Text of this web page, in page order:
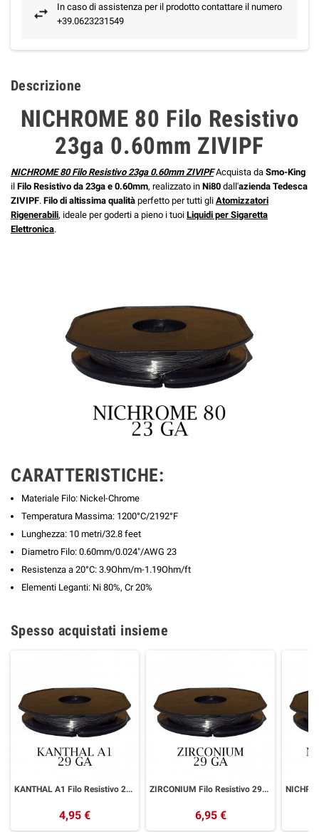
In caso di assistenza per il prodotto contattare il numero
+39.0623231549
Descrizione
NICHROME 80 Filo Resistivo
23ga 0.60mm ZIVIPF
NICHROME 80 Filo Resistivo 23ga 0.60mm ZIVIPFAcquista da Smo-King
il Filo Resistivo da 23ga e 0.60mm, realizzato in Ni80 dall'azienda Tedesca
ZIVIPF. Filo di altissima qualità perfetto per tutti gli Atomizzatori
Rigenerabili, ideale per goderti a pieno i tuoi Liquidi per Sigaretta
Elettronica.
CARATTERISTICHE:
Materiale Filo: Nickel-Chrome
Temperatura Massima: 1200°C/2192°F
Lunghezza: 10 metri/32.8 feet
Diametro Filo: 0.60mm/0.024"/AWG 23
Resistenza a 20°C: 3.9Ohm/m-1.19Ohm/ft
Elementi Leganti: Ni 80%, Cr 20%
Spesso acquistati insieme
KANTHAL A1 Filo Resistivo 29ga 0.28mm ZIVIPF
4,95 €
ZIRCONIUM Filo Resistivo 29ga 0.30mm ZIVIPF
6,95 €